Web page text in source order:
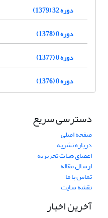
دوره 32 (1379)
دوره 0 (1378)
دوره 0 (1377)
دوره 0 (1376)
دسترسی سریع
صفحه اصلی
درباره نشریه
اعضای هیات تحریریه
ارسال مقاله
تماس با ما
نقشه سایت
آخرین اخبار